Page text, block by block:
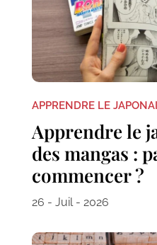
APPRENDRE LE
Apprendre le
des mangas :
commencer ?
26 - Juil - 2026